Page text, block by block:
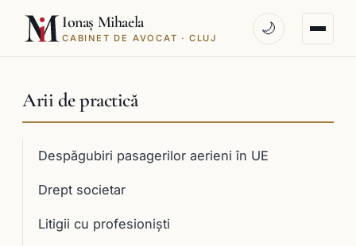
Ionaș Mihaela
CABINET DE AVOCAT · CLUJ
🌙
Arii de practică
Despăgubiri pasagerilor aerieni în UE
Drept societar
Litigii cu profesioniști